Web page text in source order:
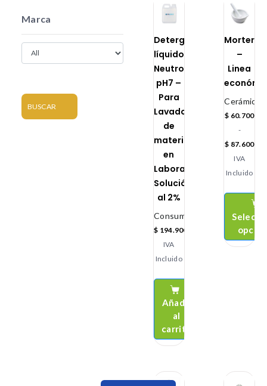
Marca
BUSCAR
Detergentes
líquidos
Neutro
pH7 –
Para
Lavado
de
material
en
Laboratorios
Solución
al 2%
Consumibles
$ 194.900
IVA
Incluido
Añadir
al
carrito
Morteros
–
Linea
Cerámicos
$ 60.700
-
$ 87.600
IVA
Incluido